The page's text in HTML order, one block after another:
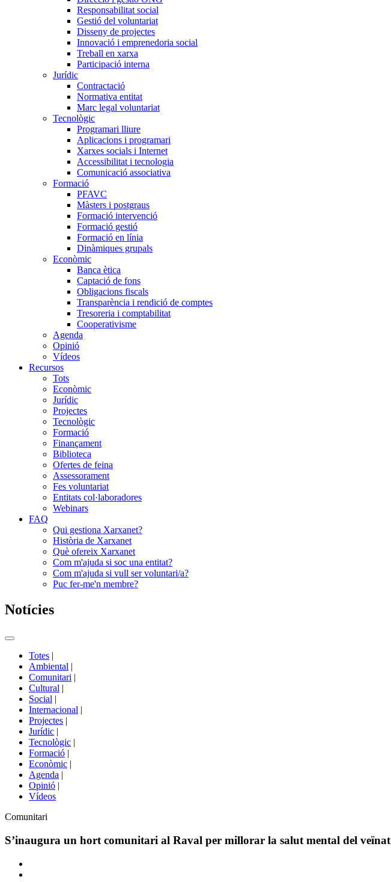
Responsabilitat social
Gestió del voluntariat
Disseny de projectes
Innovació i emprenedoria social
Treball en xarxa
Participació interna
Jurídic
Contractació
Normativa entitat
Marc legal voluntariat
Tecnològic
Programari lliure
Aplicacions i programari
Xarxes socials i Internet
Accessibilitat i tecnologia
Comunicació associativa
Formació
PFAVC
Màsters i postgraus
Formació intervenció
Formació gestió
Formació en línia
Dinàmiques grupals
Econòmic
Banca ètica
Captació de fons
Obligacions fiscals
Transparència i rendició de comptes
Tresoreria i comptabilitat
Cooperativisme
Agenda
Opinió
Vídeos
Recursos
Tots
Econòmic
Jurídic
Projectes
Tecnològic
Formació
Finançament
Biblioteca
Ofertes de feina
Assessorament
Fes voluntariat
Entitats col·laboradores
Webinars
FAQ
Qui gestiona Xarxanet?
Història de Xarxanet
Què ofereix Xarxanet
Com m'ajuda si soc una entitat?
Com m'ajuda si vull ser voluntari/a?
Puc fer-me'n membre?
Notícies
Commutador
portals
Totes |
Ambiental |
Comunitari |
Cultural |
Social |
Internacional |
Projectes |
Jurídic |
Tecnològic |
Formació |
Econòmic |
Agenda |
Opinió |
Vídeos
Àmbit
la
Comunitari
S’inaugura un hort comunitari al Raval per millorar la salut mental del veïnat
Comparteix